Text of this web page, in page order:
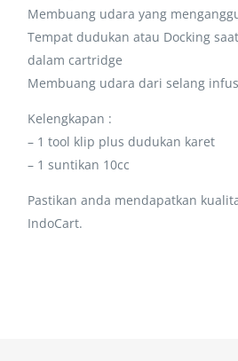
Membuang udara yang
Tempat dudukan atau Docking
dalam cartridge
Membuang udara dari selang
Kelengkapan :
– 1 tool klip plus dudukan karet
– 1 suntikan 10cc
Pastikan anda mendapatkan
IndoCart.